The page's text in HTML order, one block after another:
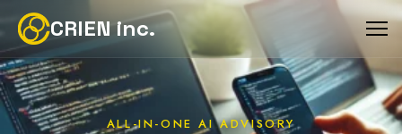
CRIEN inc.
ALL-IN-ONE AI ADVISORY